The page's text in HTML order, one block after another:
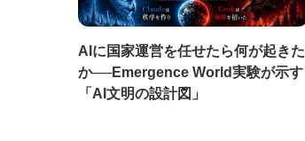
AIに国家運営を任せたら何が起きた
か──Emergence World実験が示す
「AI文明の設計図」